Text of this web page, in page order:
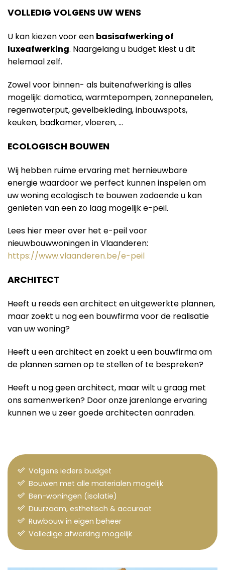
VOLLEDIG VOLGENS UW WENS
U kan kiezen voor een basisafwerking of
luxeafwerking. Naargelang u budget kiest u dit
helemaal zelf.
Zowel voor binnen- als buitenafwerking is alles
mogelijk: domotica, warmtepompen, zonnepanelen,
regenwaterput, gevelbekleding, inbouwspots,
keuken, badkamer, vloeren, …
ECOLOGISCH BOUWEN
Wij hebben ruime ervaring met hernieuwbare
energie waardoor we perfect kunnen inspelen om
uw woning ecologisch te bouwen zodoende u kan
genieten van een zo laag mogelijk e-peil.
Lees hier meer over het e-peil voor
nieuwbouwwoningen in Vlaanderen:
https://www.vlaanderen.be/e-peil
ARCHITECT
Heeft u reeds een architect en uitgewerkte plannen,
maar zoekt u nog een bouwfirma voor de realisatie
van uw woning?
Heeft u een architect en zoekt u een bouwfirma om
de plannen samen op te stellen of te bespreken?
Heeft u nog geen architect, maar wilt u graag met
ons samenwerken? Door onze jarenlange ervaring
kunnen we u zeer goede architecten aanraden.
Volgens ieders budget
Bouwen met alle materialen mogelijk
Ben-woningen (isolatie)
Duurzaam, esthetisch & accuraat
Ruwbouw in eigen beheer
Volledige afwerking mogelijk